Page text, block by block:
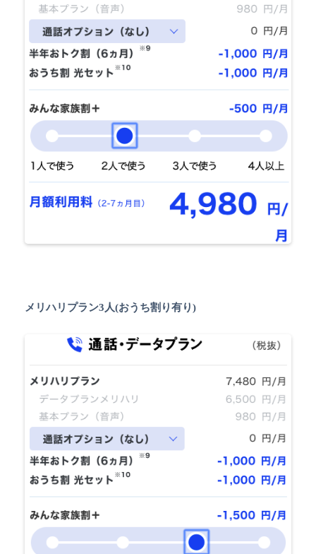
メリハリプラン3人(おうち割り有り)